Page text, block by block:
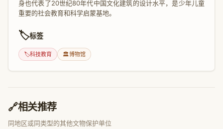
身也代表了20世纪80年代中国文化建筑的设计水平，是少年儿童
重要的社会教育和科学启蒙基地。
🏷️标签
🏷️科技教育 🏛️博物馆
🔗相关推荐
同地区或同类型的其他文物保护单位